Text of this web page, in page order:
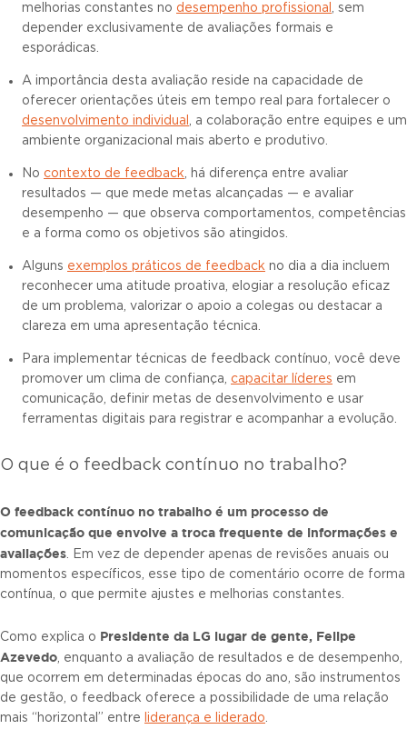
melhorias constantes no desempenho profissional , sem
depender exclusivamente de avaliações formais e
esporádicas.
A importância desta avaliação reside na capacidade de
oferecer orientações úteis em tempo real para fortalecer o
desenvolvimento individual , a colaboração entre equipes e um
ambiente organizacional mais aberto e produtivo.
No contexto de feedback, há diferença entre avaliar
resultados — que mede metas alcançadas — e avaliar
desempenho — que observa comportamentos, competências
e a forma como os objetivos são atingidos.
Alguns exemplos práticos de feedback no dia a dia incluem
reconhecer uma atitude proativa, elogiar a resolução eficaz
de um problema, valorizar o apoio a colegas ou destacar a
clareza em uma apresentação técnica.
Para implementar técnicas de feedback contínuo, você deve
promover um clima de confiança, capacitar líderes em
comunicação, definir metas de desenvolvimento e usar
ferramentas digitais para registrar e acompanhar a evolução.
O que é o feedback contínuo no trabalho?
O feedback contínuo no trabalho é um processo de
comunicação que envolve a troca frequente de informações e
avaliações. Em vez de depender apenas de revisões anuais ou
momentos específicos, esse tipo de comentário ocorre de forma
contínua, o que permite ajustes e melhorias constantes.
Como explica o Presidente da LG lugar de gente, Felipe
Azevedo, enquanto a avaliação de resultados e de desempenho,
que ocorrem em determinadas épocas do ano, são instrumentos
de gestão, o feedback oferece a possibilidade de uma relação
mais “horizontal” entre liderança e liderado.